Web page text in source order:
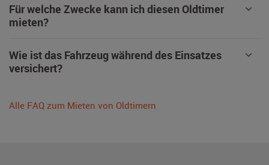
Für welche Zwecke kann ich diesen Oldtimer
mieten?
Wie ist das Fahrzeug während des Einsatzes
versichert?
Alle FAQ zum Mieten von Oldtimern